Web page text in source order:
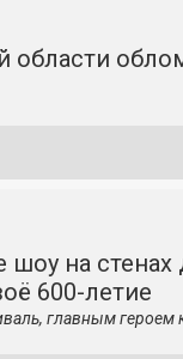
области
на стенах
600-летие
главным героем